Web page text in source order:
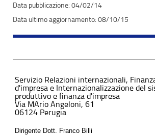
04/02/14
08/10/15
Servizio Relazioni internazionali,
d'impresa e Internazionalizzazione del
produttivo e finanza d'impresa
Via MArio Angeloni, 61
06124 Perugia
Dirigente Dott. Franco Billi